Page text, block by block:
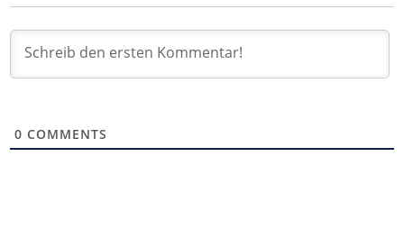
0 COMMENTS